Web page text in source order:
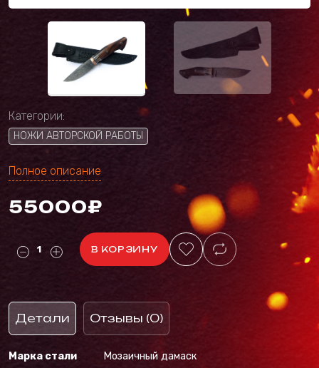
Категории:
НОЖИ АВТОРСКОЙ РАБОТЫ
Полное описание
55000₽
В КОРЗИНУ
Детали Отзывы (0)
Марка стали Мозаичный дамаск